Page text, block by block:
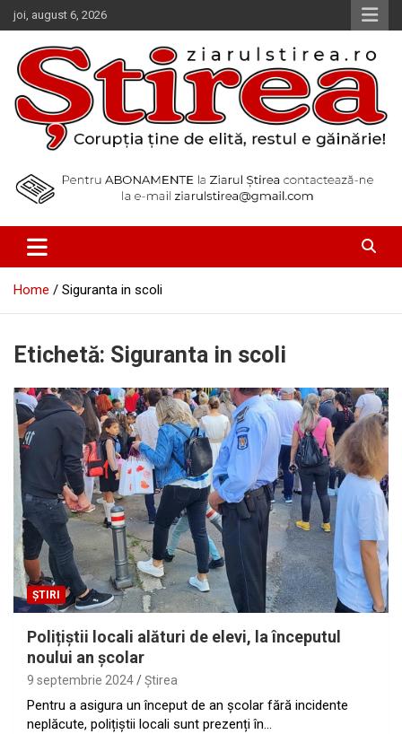
Skip
to
content
joi, august 6, 2026
Ziarul Știrea
Home Siguranta in scoli
Etichetă: Siguranta in scoli
ȘTIRI
Polițiștii locali alături de elevi, la începutul
noului an școlar
9 septembrie 2024 Ştirea
Pentru a asigura un început de an școlar fără incidente
neplăcute, polițiștii locali sunt prezenți în…